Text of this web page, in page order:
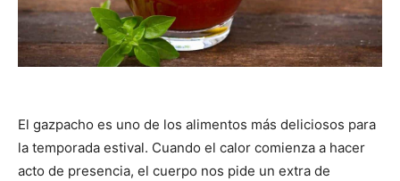
El gazpacho es uno de los alimentos más deliciosos para
la temporada estival. Cuando el calor comienza a hacer
acto de presencia, el cuerpo nos pide un extra de